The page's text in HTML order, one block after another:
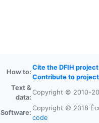
How to:
Cite the DFIH project
Contribute to project
Text &
data:
Copyright © 2010-
Software:
Copyright © 2018
code